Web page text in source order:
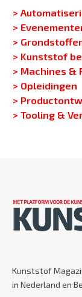
>
>
>
> Kunststof
> Machines &
> Opleidingen
>
> Tooling &
Kunststof
in Nederland en